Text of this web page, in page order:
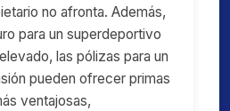
no afronta. Además,
para un superdeportivo
las pólizas para un
pueden ofrecer primas
ventajosas,